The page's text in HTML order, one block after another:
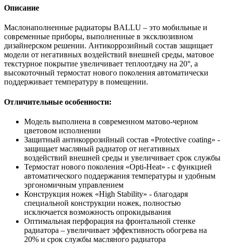
Описание
Маслонаполненные радиаторы BALLU – это мобильные и
современные приборы, выполненные в эксклюзивном
дизайнерском решении. Антикоррозийный состав защищает
модели от негативных воздействий внешней среды, матовое
текстурное покрытие увеличивает теплоотдачу на 20°, а
высокоточный термостат нового поколения автоматически
поддерживает температуру в помещении.
Отличительные особенности:
Модель выполнена в современном матово-черном
цветовом исполнении
Защитный антикоррозийный состав «Protective coating» -
защищает масляный радиатор от негативных
воздействий внешней среды и увеличивает срок службы
Термостат нового поколения «Opti-Heat» - с функцией
автоматического поддержания температуры и удобным
эргономичным управлением
Конструкция ножек «High Stability» - благодаря
специальной конструкции ножек, полностью
исключается возможность опрокидывания
Оптимальная перфорация на фронтальной стенке
радиатора – увеличивает эффективность обогрева на
20% и срок службы масляного радиатора